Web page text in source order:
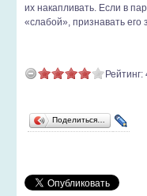
их накапливать. Если в
«слабой», признавать его
Рейтинг:
Поделиться…